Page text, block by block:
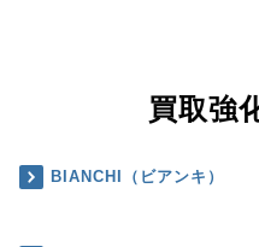
買取強
BIANCHI（ビアンキ）